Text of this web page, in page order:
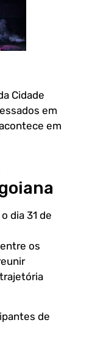
Cidade
em
em
dia 31 de
os
de